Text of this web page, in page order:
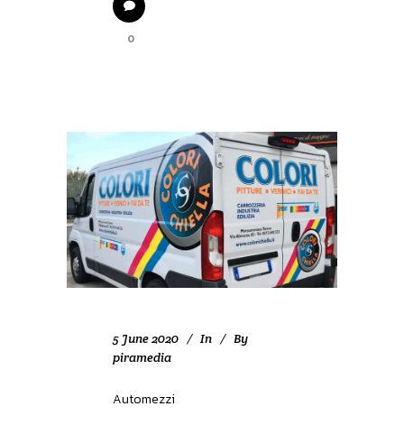
0
5 June 2020 In
By
piramedia
Automezzi